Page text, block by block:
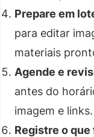
Prepare em
para editar
materiais
Agende e
antes do
imagem e links.
Registre o